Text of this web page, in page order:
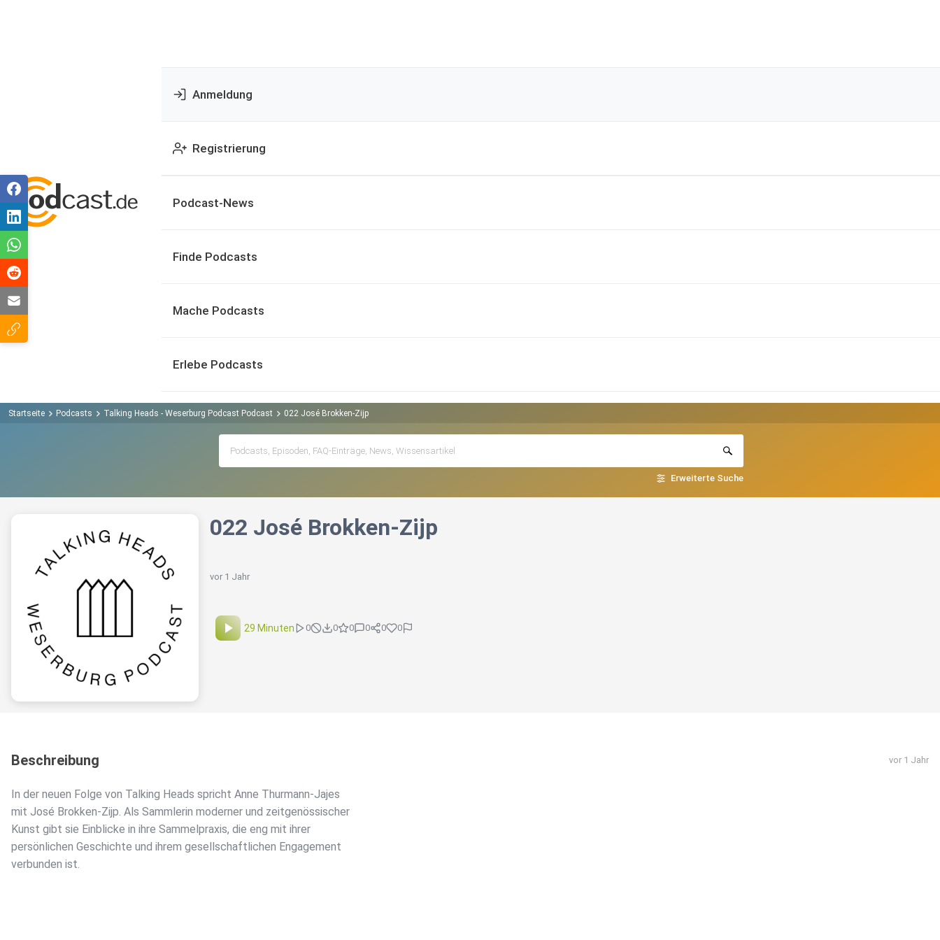
Anmeldung
Registrierung
Podcast-News
Finde Podcasts
Mache Podcasts
Erlebe Podcasts
Startseite Podcasts Talking Heads - Weserburg Podcast Podcast 022 José Brokken-Zijp
Erweiterte Suche
022 José Brokken-Zijp
vor 1 Jahr
29 Minuten 0 0 0 0 0 0
Beschreibung vor 1 Jahr
In der neuen Folge von Talking Heads spricht Anne Thurmann-Jajes
mit José Brokken-Zijp. Als Sammlerin moderner und zeitgenössischer
Kunst gibt sie Einblicke in ihre Sammelpraxis, die eng mit ihrer
persönlichen Geschichte und ihrem gesellschaftlichen Engagement
verbunden ist.